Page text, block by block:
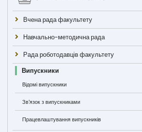
Вчена рада факультету
Навчально-методична рада
Рада роботодавців факультету
Випускники
Відомі випускники
Зв'язок з випускниками
Працевлаштування випускників